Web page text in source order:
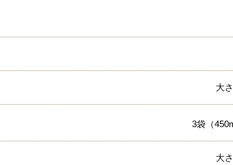
大
3袋（
大